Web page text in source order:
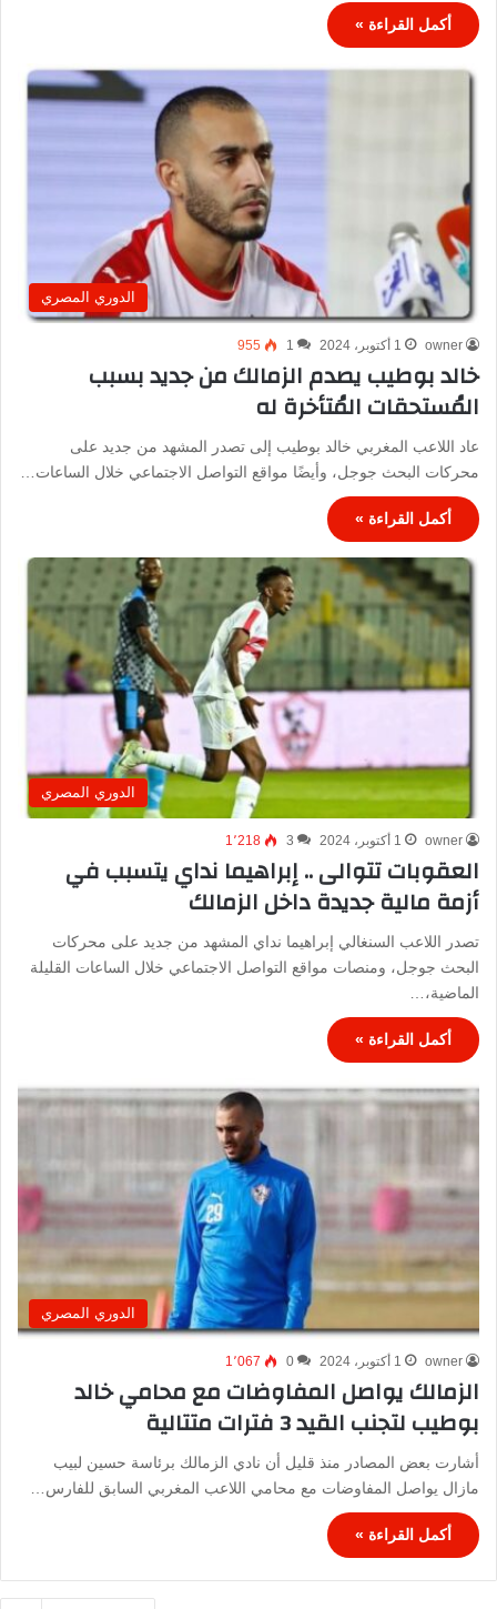
أكمل القراءة »
الدوري المصري
owner 1 أكتوبر، 2024 1
955
خالد بوطيب يصدم الزمالك من جديد بسبب
المُستحقات المُتأخرة له
عاد اللاعب المغربي خالد بوطيب إلى تصدر المشهد من جديد على
محركات البحث جوجل، وأيضًا مواقع التواصل الاجتماعي خلال الساعات…
أكمل القراءة »
الدوري المصري
owner 1 أكتوبر، 2024 3 1٬218
العقوبات تتوالى .. إبراهيما نداي يتسبب في
أزمة مالية جديدة داخل الزمالك
تصدر اللاعب السنغالي إبراهيما نداي المشهد من جديد على محركات
البحث جوجل، ومنصات مواقع التواصل الاجتماعي خلال الساعات القليلة
الماضية،…
أكمل القراءة »
الدوري المصري
owner 1 أكتوبر، 2024 0 1٬067
الزمالك يواصل المفاوضات مع محامي خالد
بوطيب لتجنب القيد 3 فترات متتالية
أشارت بعض المصادر منذ قليل أن نادي الزمالك برئاسة حسين لبيب
مازال يواصل المفاوضات مع محامي اللاعب المغربي السابق للفارس…
أكمل القراءة »